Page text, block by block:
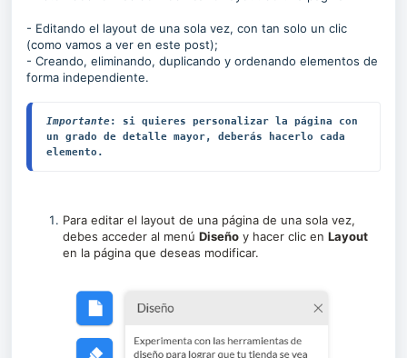
- Editando el layout de una sola vez, con tan solo un clic
(como vamos a ver en este post);
- Creando, eliminando, duplicando y ordenando elementos de
forma independiente.
Importante: si quieres personalizar la página con
un grado de detalle mayor, deberás hacerlo cada
elemento.
Para editar el layout de una página de una sola vez,
debes acceder al menú Diseño y hacer clic en Layout
en la página que deseas modificar.